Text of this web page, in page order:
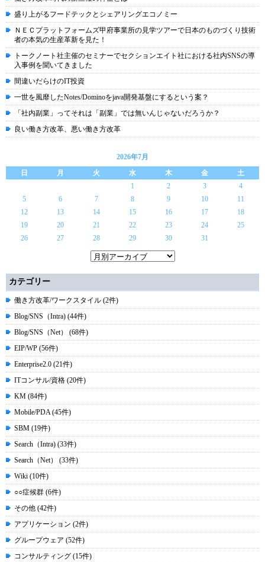
盛り上がるフードテックとシェアリングエコノミー
ＮＥＣプラットフォームズ甲府事業所の見学ツアーで日本のものづくり技術
者の本気の生産革新を見た！
トークノート社主催のセミナーでセクションエイト社における社内SNSの導
入事例を聞いてきました
間違いだらけのIT投資
一世を風靡したNotes/Dominoをjava開発基盤にするという案？
「社内副業」ってそれは「副業」では無いんじゃないだろうか？
良い働き方改革、悪い働き方改革
2026年7月
日
月 火 水 木 金
土
1
2 3
4
5
6 7 8 9 10
11
12
13 14 15 16 17
18
19
20 21 22 23 24
25
26
27 28 29 30 31
カテゴリー
働き方改革/ワークスタイル (2件)
Blog/SNS（Intra) (44件)
Blog/SNS（Net） (68件)
EIP/WP (56件)
Enterprise2.0 (21件)
ITコンサル/資格 (20件)
KM (84件)
Mobile/PDA (45件)
SBM (19件)
Search（Intra) (33件)
Search（Net） (33件)
Wiki (10件)
○○症候群 (6件)
その他 (42件)
アプリケーション (2件)
グループウェア (52件)
コンサルティング (15件)